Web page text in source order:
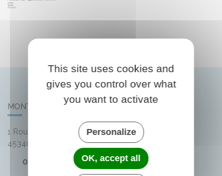
MONTLIARD
1 Route de Bellegarde
45340
02 38 33 72 59
This site uses cookies and
gives you control over what
you want to activate
Personalize
OK, accept all